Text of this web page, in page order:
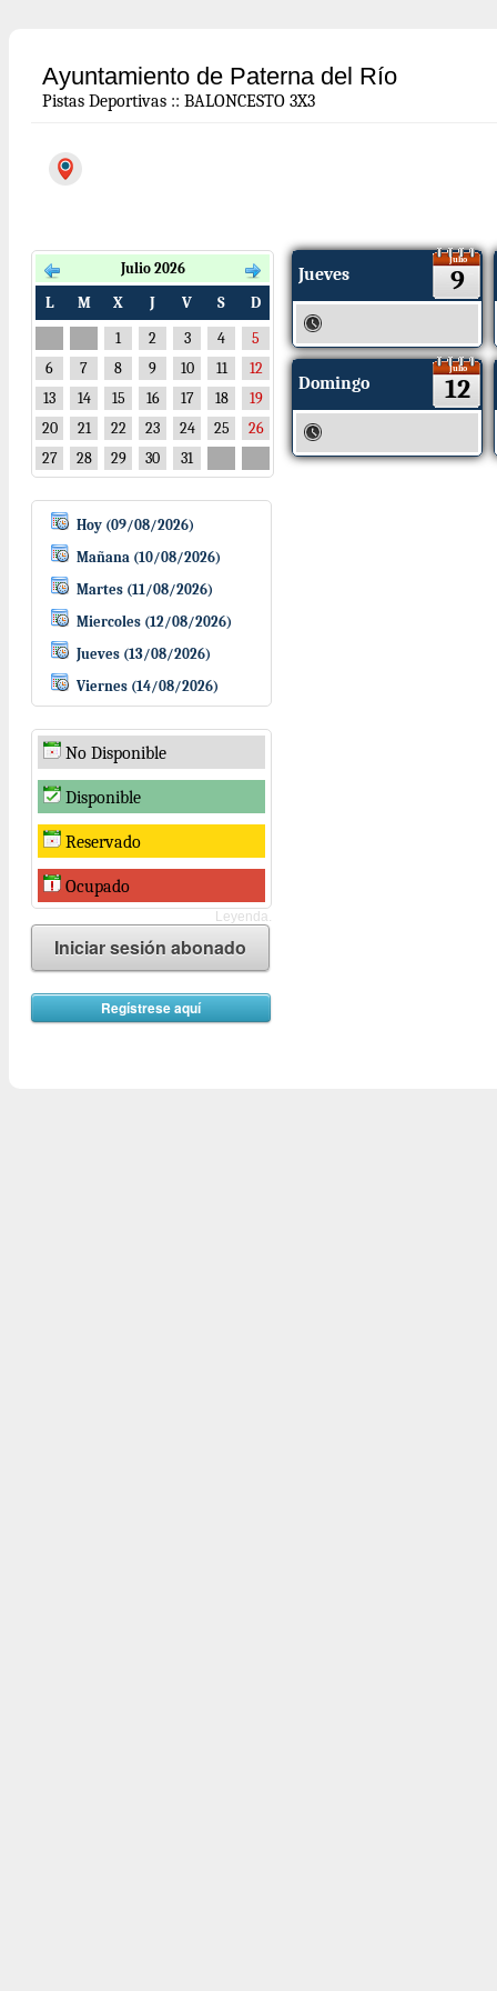
Ayuntamiento de Paterna del Río
Pistas Deportivas :: BALONCESTO 3X3
Julio 2026
L M X J V S
D
1
2 3 4
5
6
7 8 9 10 11
12
13
14 15 16 17 18
19
20
21 22 23 24 25
26
27
28 29 30 31
Hoy (09/08/2026)
Mañana (10/08/2026)
Martes (11/08/2026)
Miercoles (12/08/2026)
Jueves (13/08/2026)
Viernes (14/08/2026)
No Disponible
Disponible
Reservado
Ocupado
Leyenda.
Iniciar sesión abonado
Regístrese aquí
Jueves
Julio
9
Domingo
Julio
12